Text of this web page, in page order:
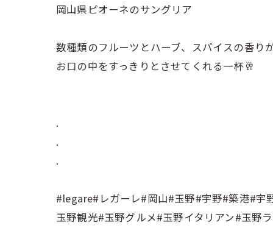
岡山県ピオーネのサングリア
数種類のフルーツとハーブ、スパイスの香り
お口の中をすっきりとさせてくれる一杯🥂
.⠀
.⠀
.⠀
#legare#レガーレ#岡山#玉野#宇野#築港#宇
玉野観光#玉野グルメ#玉野イタリアン#玉野